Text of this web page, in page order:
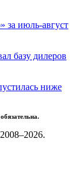
за июль-август
базу дилеров
ниже